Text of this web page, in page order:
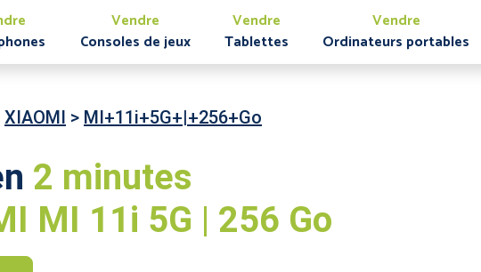
Vendre
Consoles de jeux
Vendre
Tablettes
Vendre
Ordinateurs portables
XIAOMI > MI+11i+5G+|+256+Go
2 minutes
MI 11i 5G | 256 Go